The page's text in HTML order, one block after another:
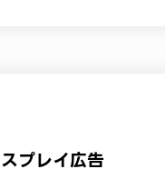
プレイ広告